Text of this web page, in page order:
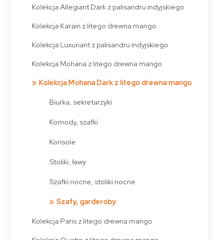
Kolekcja Allegiant Dark z palisandru indyjskiego
Kolekcja Karain z litego drewna mango
Kolekcja Luxuriant z palisandru indyjskiego
Kolekcja Mohana z litego drewna mango
Kolekcja Mohana Dark z litego drewna mango
Biurka, sekretarzyki
Komody, szafki
Konsole
Stoliki, ławy
Szafki nocne, stoliki nocne
Szafy, garderoby
Kolekcja Paris z litego drewna mango